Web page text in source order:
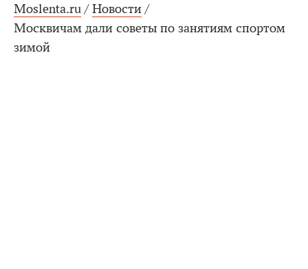
Moslenta.ru / Новости /
Москвичам дали советы по занятиям спортом
зимой